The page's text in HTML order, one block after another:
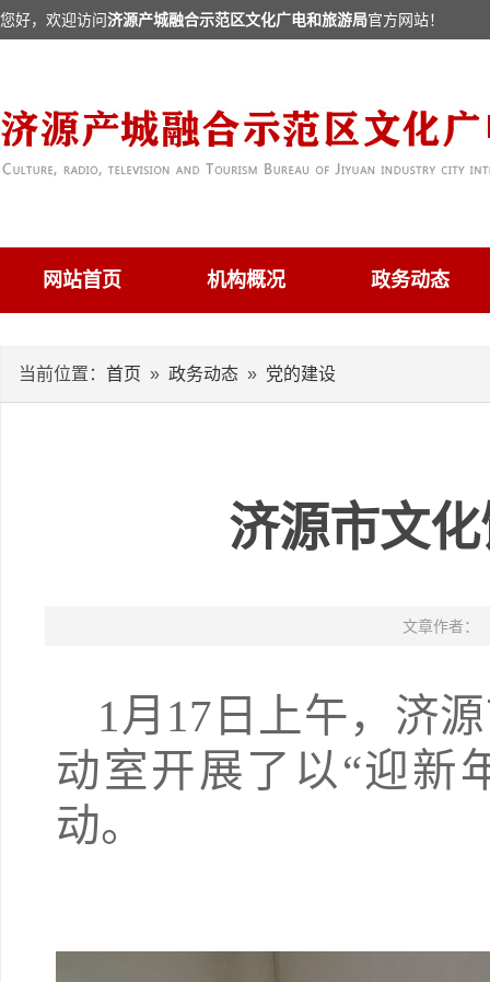
您好，欢迎访问济源产城融合示范区文化广电和旅游局官方网站！
网站首页 机构概况 政务动态
当前位置： 首页 » 政务动态 » 党的建设
济源市文
文章作者：
1月17日上午，济
动室开展了以“迎新
动。